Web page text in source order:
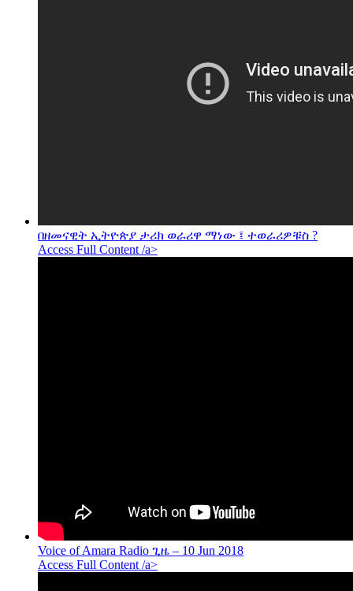
በዘመናዊት ኢትዮጵያ ታሪክ ወራሪዋ ማነው ፤ ተወራሪዎቹስ ?
Access Full Content /a>
Voice of Amara Radio ጊዜ – 10 Jun 2018
Access Full Content /a>